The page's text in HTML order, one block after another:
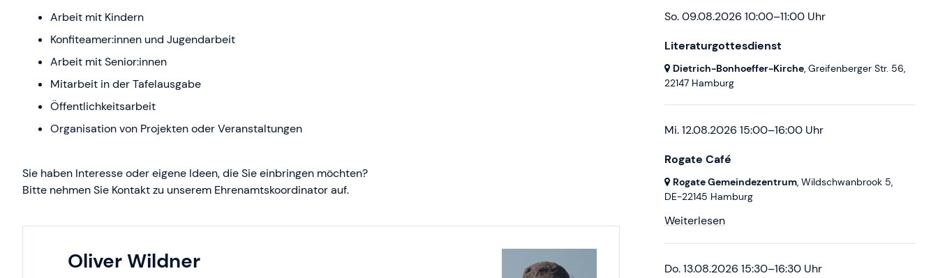
Arbeit mit Kindern
Konfiteamer:innen und Jugendarbeit
Arbeit mit Senior:innen
Mitarbeit in der Tafelausgabe
Öffentlichkeitsarbeit
Organisation von Projekten oder Veranstaltungen
Sie haben Interesse oder eigene Ideen, die Sie einbringen möchten?
Bitte nehmen Sie Kontakt zu unserem Ehrenamtskoordinator auf.
Oliver Wildner
So. 09.08.2026 10:00–11:00 Uhr
Literaturgottesdienst
Dietrich-Bonhoeffer-Kirche, Greifenberger Str. 56,
22147 Hamburg
Mi. 12.08.2026 15:00–16:00 Uhr
Rogate Café
Rogate Gemeindezentrum, Wildschwanbrook 5,
DE-22145 Hamburg
Weiterlesen
Do. 13.08.2026 15:30–16:30 Uhr